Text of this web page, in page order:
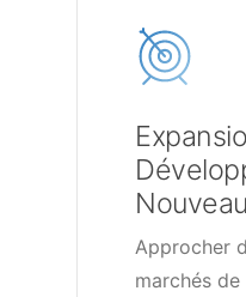
Approcher
marchés de